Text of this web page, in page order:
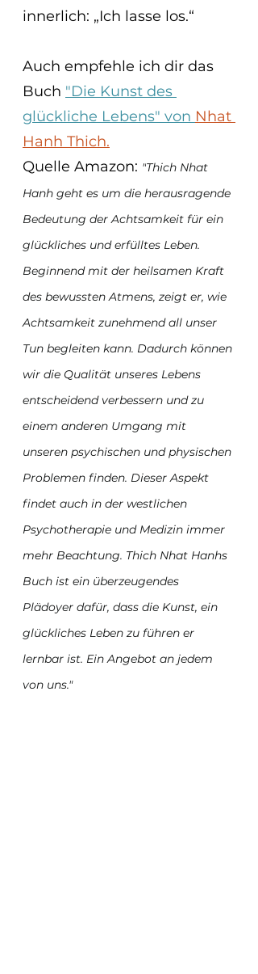
innerlich: „Ich lasse los.“
Auch empfehle ich dir das
Buch "Die Kunst des
glückliche Lebens" von Nhat
Hanh Thich.
Quelle Amazon: "Thich Nhat
Hanh geht es um die herausragende
Bedeutung der Achtsamkeit für ein
glückliches und erfülltes Leben.
Beginnend mit der heilsamen Kraft
des bewussten Atmens, zeigt er, wie
Achtsamkeit zunehmend all unser
Tun begleiten kann. Dadurch können
wir die Qualität unseres Lebens
entscheidend verbessern und zu
einem anderen Umgang mit
unseren psychischen und physischen
Problemen finden. Dieser Aspekt
findet auch in der westlichen
Psychotherapie und Medizin immer
mehr Beachtung. Thich Nhat Hanhs
Buch ist ein überzeugendes
Plädoyer dafür, dass die Kunst, ein
glückliches Leben zu führen er
lernbar ist. Ein Angebot an jedem
von uns."